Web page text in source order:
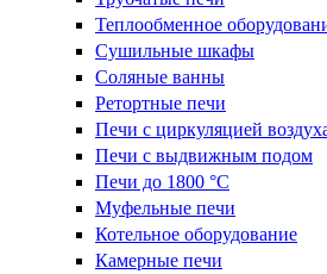
Теплообменное
Сушильные шкафы
Соляные ванны
Ретортные печи
Печи с циркуляцией
Печи с выдвижным подом
Печи до 1800 °C
Муфельные печи
Котельное оборудование
Камерные печи